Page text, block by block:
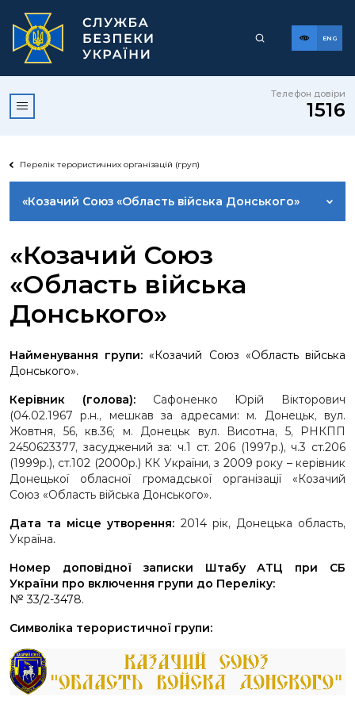
ENG
Телефон довіри
1516
Перелік терористичних організацій (груп)
«Козачий Союз «Область війська Донського»
«Козачий Союз
«Область війська
Донського»
Найменування групи: «Козачий Союз «Область війська
Донського».
Керівник (голова):
Сафоненко Юрій Вікторович
(04.02.1967 р.н., мешкав за адресами: м. Донецьк, вул.
Жовтня, 56, кв.36; м. Донецьк вул. Висотна, 5, РНКПП
2450623377, засуджений за: ч.1 ст. 206 (1997р.), ч.3 ст.206
(1999р.), ст.102 (2000р.) КК України, з 2009 року – керівник
Донецької обласної громадської організації «Козачий
Союз «Область війська Донського».
Дата та місце утворення: 2014 рік, Донецька область,
Україна.
Номер доповідної записки Штабу АТЦ при СБ
України про включення групи до Переліку:
№ 33/2-3478.
Символіка терористичної групи: